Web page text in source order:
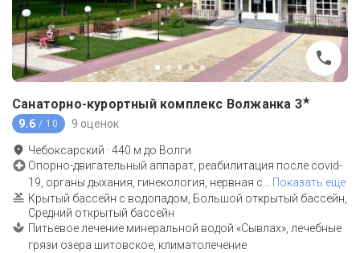
Санаторно-курортный комплекс Волжанка 3★
9.6 / 10 9 оценок
Чебоксарский ·440 м до Волги
Опорно-двигательный аппарат, реабилитация после covid-
19, органы дыхания, гинекология, нервная с… Показать еще
Крытый бассейн с водопадом, Большой открытый бассейн,
Средний открытый бассейн
Питьевое лечение минеральной водой «Сывлах», лечебные
грязи озера шитовское, климатолечение